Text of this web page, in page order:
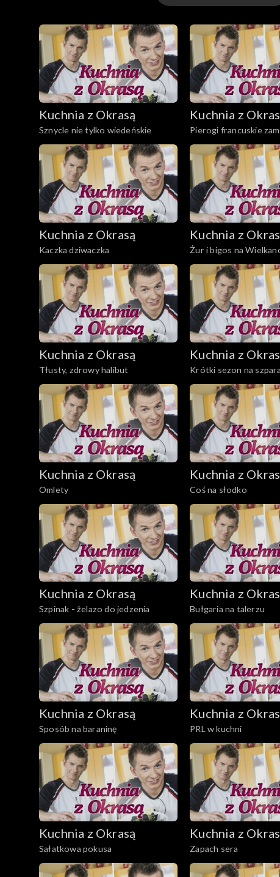
Zupa ta jest bardzo prosta w przygotowaniu,
Odcinki
Kuchnia z Okrasą
Sznycle nie tylko wiedeńskie
Kuchnia z
Pierogi francuskie
otwarte
Kuchnia z Okrasą
Kaczka dziwaczka
Kuchnia z
Żur i bigos na
Kuchnia z Okrasą
Tłusty, zdrowy halibut
Kuchnia z
Krótki sezon na
Kuchnia z Okrasą
Omlety
Kuchnia z
Coś na słodko
Kuchnia z Okrasą
Szpinak - żelazo do jedzenia
Kuchnia z
Bułgaria na talerzu
Kuchnia z Okrasą
Sposób na baraninę
Kuchnia z
PRL w kuchni
Kuchnia z Okrasą
Sałatkowa pokusa
Kuchnia z
Zapach sera